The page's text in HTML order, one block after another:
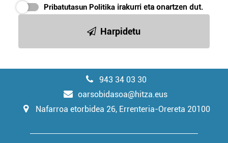
Pribatutasun Politika irakurri eta onartzen dut.
Harpidetu
943 34 03 30
oarsobidasoa@hitza.eus
Nafarroa etorbidea 26, Errenteria-Orereta 20100